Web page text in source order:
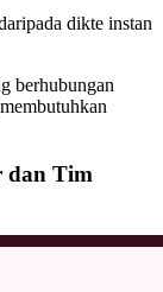
dikte instan
berhubungan
dan Tim